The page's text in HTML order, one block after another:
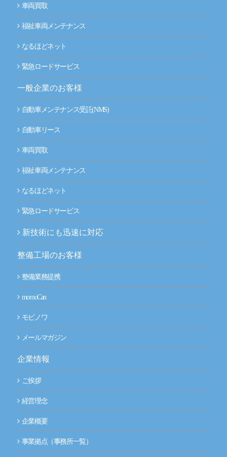
車両買取
福祉車両メンテナンス
なるほどネット
緊急ロードサービス
一般企業のお客様
自動車メンテナンス受託(NMS)
自動車リース
車両買取
福祉車両メンテナンス
なるほどネット
緊急ロードサービス
新技術にも迅速に対応
整備工場のお客様
整備業務提携
momoCan
モビノワ
メールマガジン
企業情報
ご挨拶
経営理念
企業概要
事業拠点（事務所一覧）